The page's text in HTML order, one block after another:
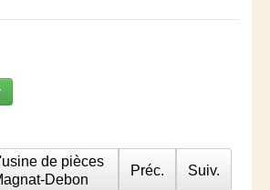
de pièces
Debon
Préc. Suiv.